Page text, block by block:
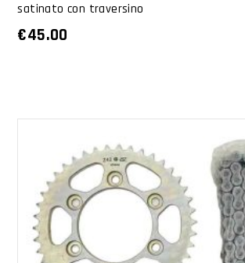
satinato con traversino
€45.00
AGGIUNGI AL CARRELLO